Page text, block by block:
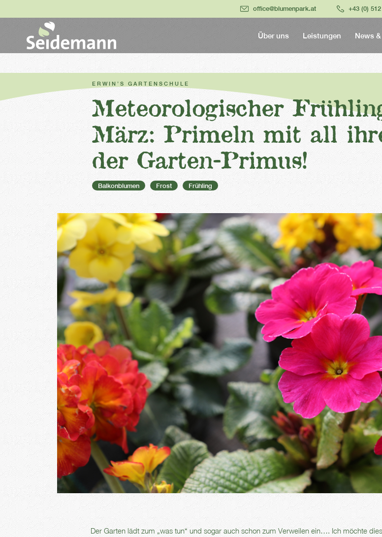
office@blumenpark.at +43 (0)
Über uns Leistungen News
ERWIN’S GARTENSCHULE
Meteorologischer
März: Primeln mit all
der Garten-Primus!
Balkonblumen Frost Frühling
Der Garten lädt zum „was tun“ und sogar auch schon zum Verweilen ein…. Ich möchte